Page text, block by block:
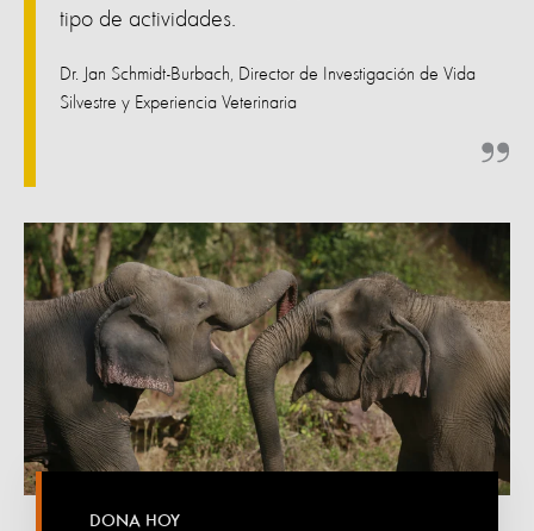
tipo de actividades.
Dr. Jan Schmidt-Burbach, Director de Investigación de Vida
Silvestre y Experiencia Veterinaria
DONA HOY